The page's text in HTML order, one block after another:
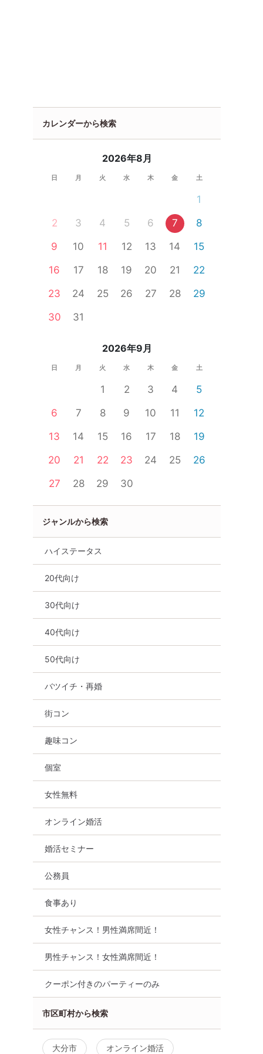
カレンダーから検索
2026年8月
日 月 火 水 木 金 土
1
2
3 4 5 6 7
8
9
10 11 12 13 14
15
16
17 18 19 20 21
22
23
24 25 26 27 28
29
30
31
2026年9月
日 月 火 水 木 金 土
1 2 3 4
5
6
7 8 9 10 11
12
13
14 15 16 17 18
19
20
21 22 23 24 25
26
27
28 29 30
ジャンルから検索
ハイステータス
20代向け
30代向け
40代向け
50代向け
バツイチ・再婚
街コン
趣味コン
個室
女性無料
オンライン婚活
婚活セミナー
公務員
食事あり
女性チャンス！男性満席間近！
男性チャンス！女性満席間近！
クーポン付きのパーティーのみ
市区町村から検索
大分市 オンライン婚活